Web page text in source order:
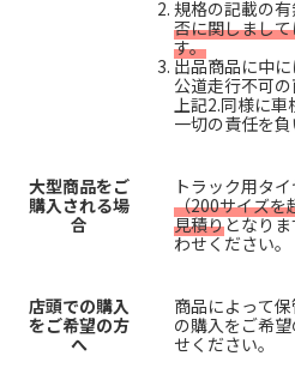
規格の記載の有
否に関しまし
す。
出品商品に中
公道走行不可の
上記2.同様に車
一切の責任を負
大型商品をご
購入される場
合
トラック用タ
（200サイズを
見積りとなり
わせください。
店頭での購入
をご希望の方
へ
商品によって
の購入をご希
せください。